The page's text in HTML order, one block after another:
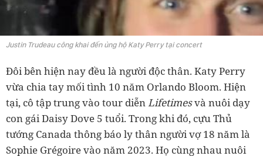
Justin Trudeau công khai đến ủng hộ Katy Perry tại concert
Đôi bên hiện nay đều là người độc thân. Katy Perry
vừa chia tay mối tình 10 năm Orlando Bloom. Hiện
tại, cô tập trung vào tour diễnLifetimesvà nuôi dạy
con gái Daisy Dove 5 tuổi. Trong khi đó, cựu Thủ
tướng Canada thông báo ly thân người vợ 18 năm là
Sophie Grégoire vào năm 2023. Họ cùng nhau nuôi